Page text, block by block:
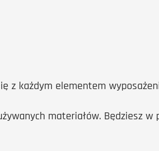
z każdym elementem
materiałów. Będziesz w